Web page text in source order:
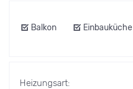
Balkon Einbauküche
Heizungsart: